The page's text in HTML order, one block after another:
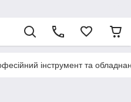
інструмент та